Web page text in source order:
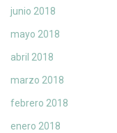
junio 2018
mayo 2018
abril 2018
marzo 2018
febrero 2018
enero 2018